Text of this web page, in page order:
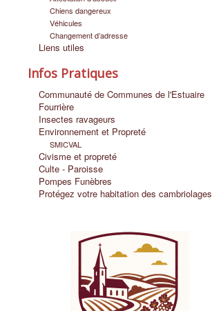
Chiens dangereux
Véhicules
Changement d’adresse
Liens utiles
Infos Pratiques
Communauté de Communes de l'Estuaire
Fourrière
Insectes ravageurs
Environnement et Propreté
SMICVAL
Civisme et propreté
Culte - Paroisse
Pompes Funèbres
Protégez votre habitation des cambriolages